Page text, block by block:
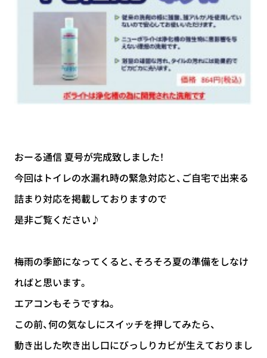
おーる通信 夏号が完成致しました！
今回はトイレの水漏れ時の緊急対応と、ご自宅で出来る
詰まり対応を掲載しておりますので
是非ご覧ください♪
梅雨の季節になってくると、そろそろ夏の準備をしなけ
ればと思います。
エアコンもそうですね。
この前、何の気なしにスイッチを押してみたら、
動き出した吹き出し口にびっしりカビが生えておりまし